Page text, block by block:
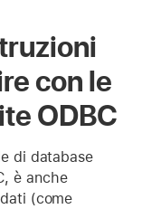
con le
ODBC
di database
è anche
(come